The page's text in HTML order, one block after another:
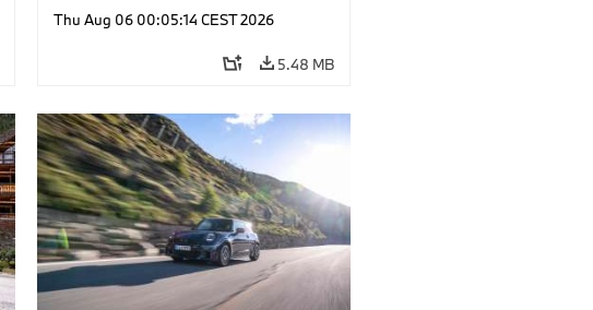
Optional Extras, Accessories
Thu Aug 06 00:05:14 CEST 2026
5.48 MB